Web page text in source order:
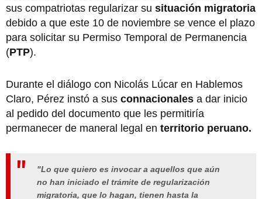
sus compatriotas regularizar su situación migratoria
debido a que este 10 de noviembre se vence el plazo
para solicitar su Permiso Temporal de Permanencia
(PTP).
Durante el diálogo con Nicolás Lúcar en Hablemos
Claro, Pérez instó a sus connacionales a dar inicio
al pedido del documento que les permitiría
permanecer de maneral legal en territorio peruano.
"Lo que quiero es invocar a aquellos que aún
no han iniciado el trámite de regularización
migratoria, que lo hagan, tienen hasta la